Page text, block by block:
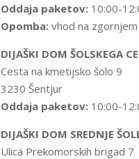
Oddaja paketov: 10:00-
Opomba: vhod na
DIJAŠKI DOM ŠOLSKEGA
Cesta na kmetijsko šolo 9
3230 Šentjur
Oddaja paketov: 10:00-
DIJAŠKI DOM SREDNJE
Ulica Prekomorskih brigad 7